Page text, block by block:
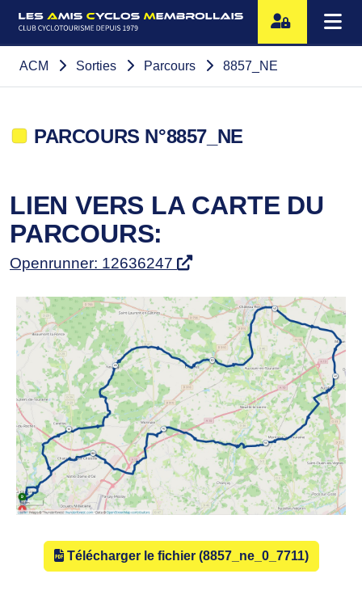
ACM Sorties Parcours 8857_NE
PARCOURS N°8857_NE
LIEN VERS LA CARTE DU
PARCOURS:
Openrunner: 12636247
Télécharger le fichier (8857_ne_0_7711)